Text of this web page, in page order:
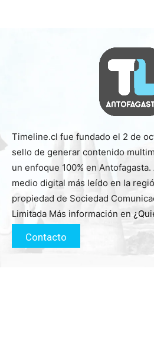
Timeline.cl fue fundado el 2 de
sello de generar contenido
un enfoque 100% en
medio digital más leído en la
propiedad de Sociedad
Limitada Más información en
Contacto